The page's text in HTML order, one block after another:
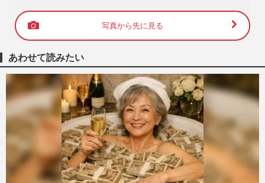
写真から先に見る
あわせて読みたい